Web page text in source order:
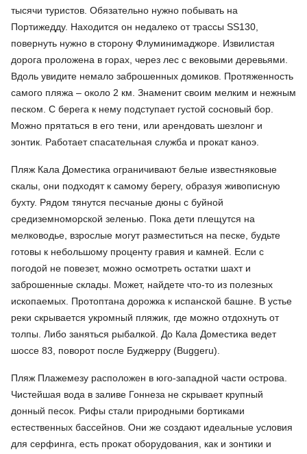
тысячи туристов. Обязательно нужно побывать на
Портижедду. Находится он недалеко от трассы SS130,
повернуть нужно в сторону Флуминимаджоре. Извилистая
дорога проложена в горах, через лес с вековыми деревьями.
Вдоль увидите немало заброшенных домиков. Протяженность
самого пляжа – около 2 км. Знаменит своим мелким и нежным
песком. С берега к нему подступает густой сосновый бор.
Можно прятаться в его тени, или арендовать шезлонг и
зонтик. Работает спасательная служба и прокат каноэ.
Пляж Кала Доместика ограничивают белые известняковые
скалы, они подходят к самому берегу, образуя живописную
бухту. Рядом тянутся песчаные дюны с буйной
средиземноморской зеленью. Пока дети плещутся на
мелководье, взрослые могут разместиться на песке, будьте
готовы к небольшому проценту гравия и камней. Если с
погодой не повезет, можно осмотреть остатки шахт и
заброшенные склады. Может, найдете что-то из полезных
ископаемых. Протоптана дорожка к испанской башне. В устье
реки скрывается укромный пляжик, где можно отдохнуть от
толпы. Либо заняться рыбалкой. До Кала Доместика ведет
шоссе 83, поворот после Буджерру (Buggeru).
Пляж Плажемезу расположен в юго-западной части острова.
Чистейшая вода в заливе Гоннеза не скрывает крупный
донный песок. Рифы стали природными бортиками
естественных бассейнов. Они же создают идеальные условия
для серфинга, есть прокат оборудования, как и зонтики и